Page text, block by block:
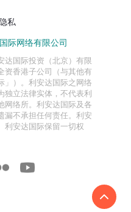
私
际网络有限公司
达国际投资（北京）有限
资香港子公司（与其他有
」）。利安达国际之网络
独立法律实体，不代表利
网络所。利安达国际及各
漏不承担任何责任。利安
利安达国际保留一切权